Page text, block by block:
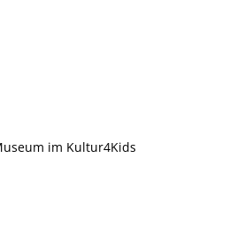
im Kultur4Kids